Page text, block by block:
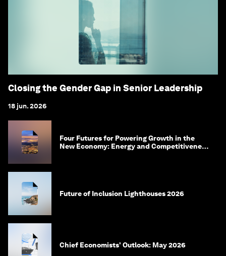
Closing the Gender Gap in Senior Leadership
18 jun. 2026
Four Futures for Powering Growth in the
New Economy: Energy and Competitiveness
Future of Inclusion Lighthouses 2026
Chief Economists' Outlook: May 2026